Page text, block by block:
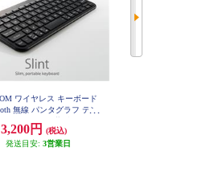
ワイヤレス キーボード
無線 パンタグラフ テン
ブラック TK-TM10BPB
K
3,200円
(税込)
発送目安: 3営業日